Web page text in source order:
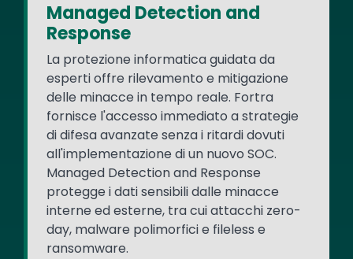
Managed Detection and
Response
La protezione informatica guidata da
esperti offre rilevamento e mitigazione
delle minacce in tempo reale. Fortra
fornisce l'accesso immediato a strategie
di difesa avanzate senza i ritardi dovuti
all'implementazione di un nuovo SOC.
Managed Detection and Response
protegge i dati sensibili dalle minacce
interne ed esterne, tra cui attacchi zero-
day, malware polimorfici e fileless e
ransomware.